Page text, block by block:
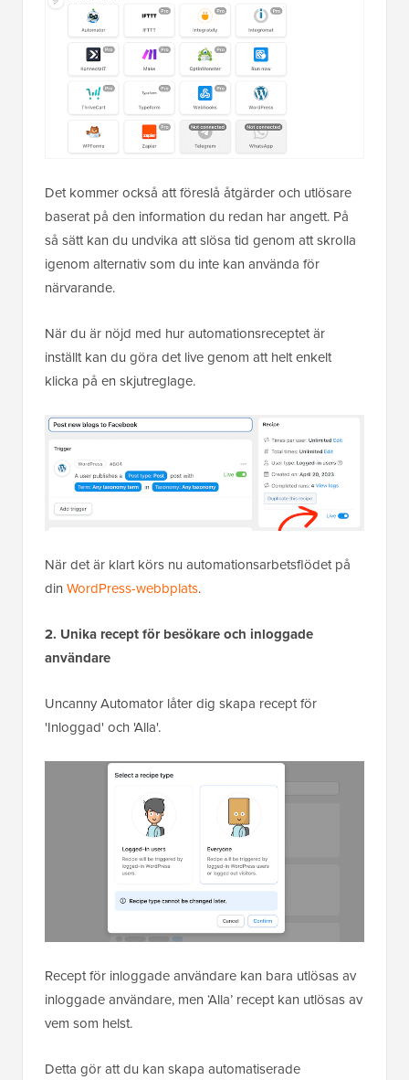
Det kommer också att föreslå åtgärder och utlösare
baserat på den information du redan har angett. På
så sätt kan du undvika att slösa tid genom att skrolla
igenom alternativ som du inte kan använda för
närvarande.
När du är nöjd med hur automationsreceptet är
inställt kan du göra det live genom att helt enkelt
klicka på en skjutreglage.
När det är klart körs nu automationsarbetsflödet på
din WordPress-webbplats.
2. Unika recept för besökare och inloggade
användare
Uncanny Automator låter dig skapa recept för
'Inloggad' och 'Alla'.
Recept för inloggade användare kan bara utlösas av
inloggade användare, men ‘Alla’ recept kan utlösas av
vem som helst.
Detta gör att du kan skapa automatiserade